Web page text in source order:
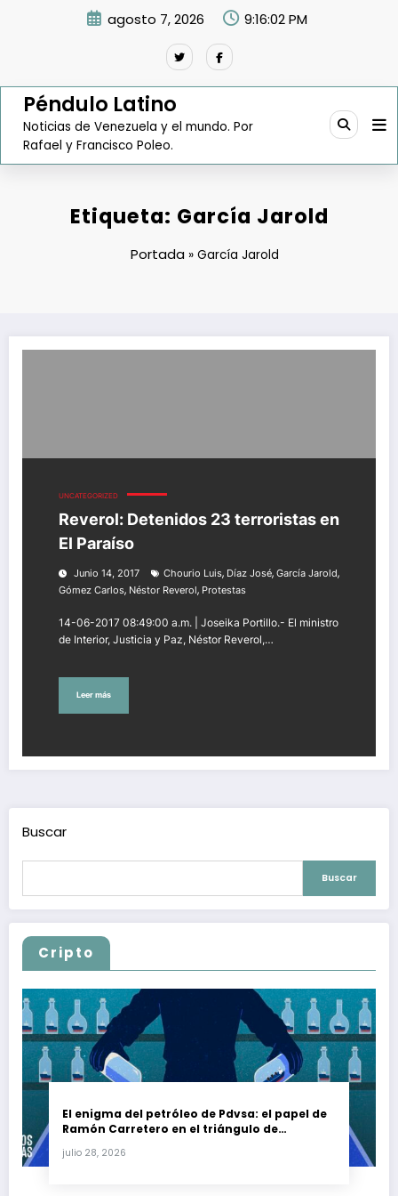
agosto 7, 2026 9:16:03 PM
Péndulo Latino
Noticias de Venezuela y el mundo. Por
Rafael y Francisco Poleo.
Etiqueta: García Jarold
Portada »García Jarold
UNCATEGORIZED
Reverol: Detenidos 23 terroristas en
El Paraíso
Junio 14, 2017 Chourio Luis, Díaz José, García Jarold,
Gómez Carlos, Néstor Reverol, Protestas
14-06-2017 08:49:00 a.m. | Joseika Portillo.- El ministro
de Interior, Justicia y Paz, Néstor Reverol,…
Leer más
Buscar
Buscar
Cripto
El enigma del petróleo de Pdvsa: el papel de
Ramón Carretero en el triángulo de
julio 28, 2026